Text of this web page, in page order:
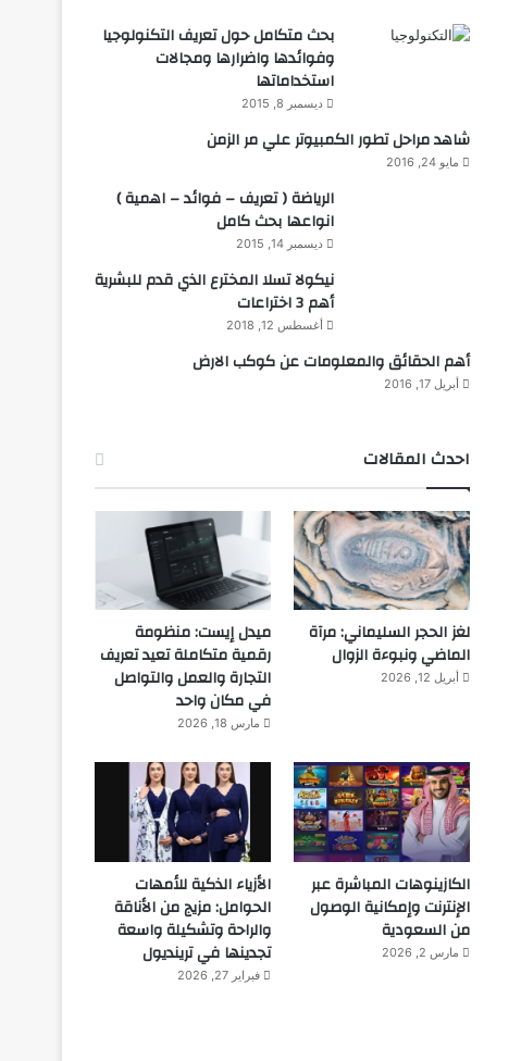
بحث متكامل حول تعريف التكنولوجيا
وفوائدها واضرارها ومجالات
استخداماتها
ديسمبر 8, 2015
شاهد مراحل تطور الكمبيوتر علي مر الزمن
مايو 24, 2016
الرياضة ( تعريف – فوائد – اهمية )
انواعها بحث كامل
ديسمبر 14, 2015
نيكولا تسلا المخترع الذي قدم للبشرية
أهم 3 اختراعات
أغسطس 12, 2018
أهم الحقائق والمعلومات عن كوكب الارض
أبريل 17, 2016
احدث المقالات
لغز الحجر السليماني: مرآة
الماضي ونبوءة الزوال
أبريل 12, 2026
ميدل إيست: منظومة
رقمية متكاملة تعيد تعريف
التجارة والعمل والتواصل
في مكان واحد
مارس 18, 2026
الكازينوهات المباشرة عبر
الإنترنت وإمكانية الوصول
من السعودية
مارس 2, 2026
الأزياء الذكية للأمهات
الحوامل: مزيج من الأناقة
والراحة وتشكيلة واسعة
تجدينها في ترينديول
فبراير 27, 2026